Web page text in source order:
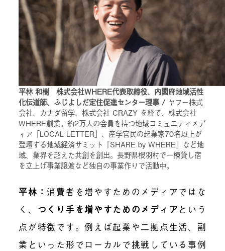
平林 和樹 株式会社WHERE代表取締役、内閣府地域活性
化伝道師、ふじよしだ定住促進センター理事 / ヤフー株式
会社、カナダ留学、株式会社 CRAZY を経て、株式会社
WHERE創業。約2万人の会員を持つ地域コミュニティメデ
ィア「LOCAL LETTER」、産学官民の起業家70名以上が
登壇する地域経済サミット「SHARE by WHERE」など地
域、業界を超えた共創を創出。長野県根羽村で一棟貸し宿
を立上げ事業譲渡など独自の事業作りで活動中。
平林：消費者を増やすためのメディアではな
く、 つくり手を増やすためのメディア という
点が特徴です。例えば起業や二拠点生活、副
業といった形でローカルで挑戦している事例